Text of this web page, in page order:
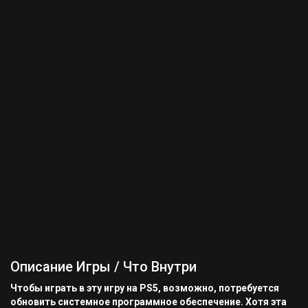
Описание Игры / Что Внутри
Чтобы играть в эту игру на PS5, возможно, потребуется
обновить системное программное обеспечение. Хотя эта